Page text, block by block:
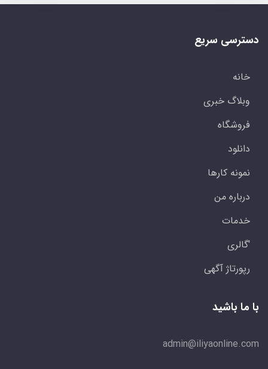
دسترسی سریع
خانه
وبلاگ خبری
فروشگاه
دانلود
نمونه کارها
درباره من
خدمات
'گالری
رپورتاژ آگهی
با ما باشید
admin@iliyaonline.com